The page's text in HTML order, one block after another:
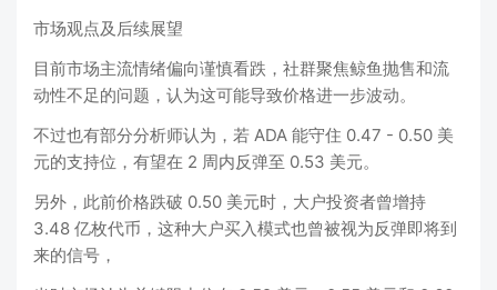
市场观点及后续展望
目前市场主流情绪偏向谨慎看跌，社群聚焦鲸鱼抛售和流
动性不足的问题，认为这可能导致价格进一步波动。
不过也有部分分析师认为，若 ADA 能守住 0.47 - 0.50 美
元的支持位，有望在 2 周内反弹至 0.53 美元。
另外，此前价格跌破 0.50 美元时，大户投资者曾增持
3.48 亿枚代币，这种大户买入模式也曾被视为反弹即将到
来的信号，